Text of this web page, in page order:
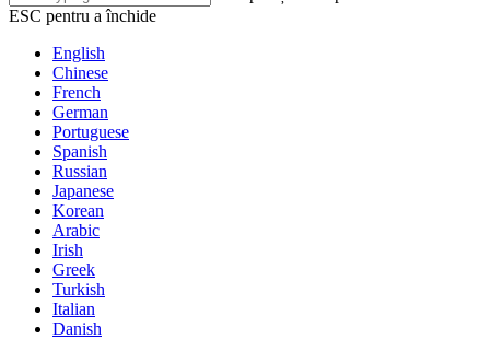
ESC pentru a închide
English
Chinese
French
German
Portuguese
Spanish
Russian
Japanese
Korean
Arabic
Irish
Greek
Turkish
Italian
Danish